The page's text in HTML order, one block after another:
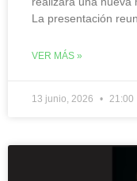
La presentación
VER MÁS »
13 junio, 2026 21:00